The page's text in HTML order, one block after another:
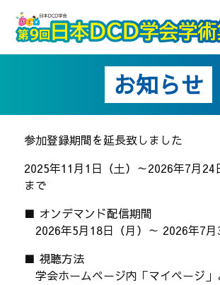
お知らせ
参加登録期間を延長致しました
2025年11月1日（土）～2026年7月24
まで
■ オンデマンド配信期間
2026年5月18日（月）～ 2026年7月
■ 視聴方法
学会ホームページ内「マイページ」